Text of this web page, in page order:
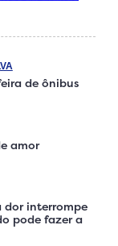
de ônibus
amor
dor interrompe
pode fazer a